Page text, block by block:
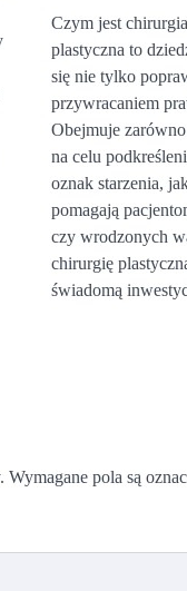
Czym jest
plastyczna to
się nie tylko
przywracaniem
Obejmuje
na celu
oznak starzenia,
pomagają
czy wrodzonych
chirurgię
świadomą
Wymagane pola są